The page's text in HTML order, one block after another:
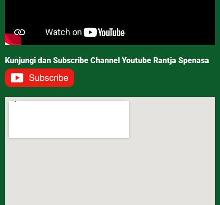
Kunjungi dan Subscribe Channel Youtube Rantja Spenasa